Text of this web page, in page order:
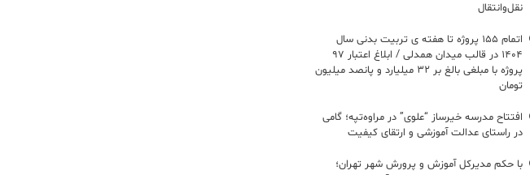
نقل‌وانتقال
اتمام ۱۵۵ پروژه تا هفته ی تربیت بدنی سال
۱۴۰۴ در قالب میدان همدلی / ابلاغ اعتبار ۹۷
پروژه با مبلغی بالغ بر ۳۲ میلیارد و پانصد میلیون
تومان
افتتاح مدرسه خیرساز “علوی” در مراوه‌تپه؛ گامی
در راستای عدالت آموزشی و ارتقای کیفیت
با حکم مدیرکل آموزش و پرورش شهر تهران؛